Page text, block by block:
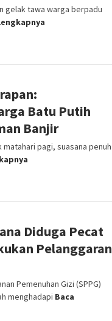
gelak tawa warga berpadu
Batu Putih
Banjir
pagi, suasana penuh
Diduga Pecat
Pelanggaran
Pemenuhan Gizi (SPPG)
menghadapi Baca